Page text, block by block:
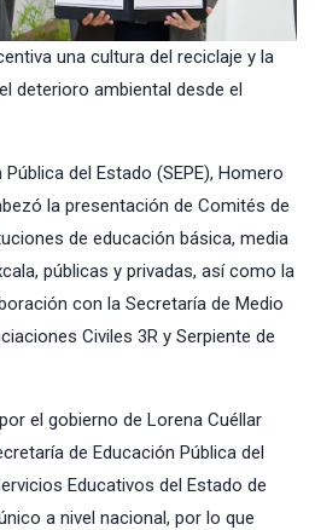
una cultura del reciclaje y la
deterioro ambiental desde el
del Estado (SEPE), Homero
la presentación de Comités de
de educación básica, media
públicas y privadas, así como la
con la Secretaría de Medio
Civiles 3R y Serpiente de
el gobierno de Lorena Cuéllar
de Educación Pública del
Educativos del Estado de
a nivel nacional, por lo que